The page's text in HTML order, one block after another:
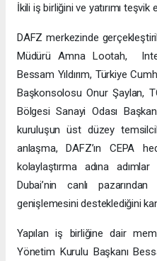
İkili iş birliğini ve yatırımı teşvik
DAFZ merkezinde
Müdürü Amna Lootah,
Bessam Yıldırım, Türkiye
Başkonsolosu Onur Şaylan,
Bölgesi Sanayi Odası
kuruluşun üst düzey
anlaşma, DAFZ’ın CEPA
kolaylaştırma adına
Dubai’nin canlı
genişlemesini desteklediğini
Yapılan iş birliğine dair
Yönetim Kurulu Başkanı